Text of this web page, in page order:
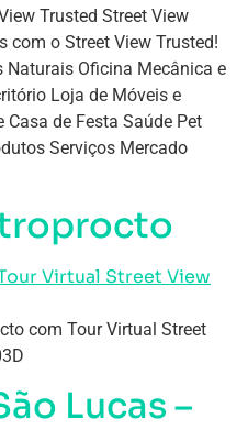
Trusted Street View
com o Street View Trusted!
Naturais Oficina Mecânica e
Loja de Móveis e
de Festa Saúde Pet
Serviços Mercado
com Tour Virtual Street
Lucas –